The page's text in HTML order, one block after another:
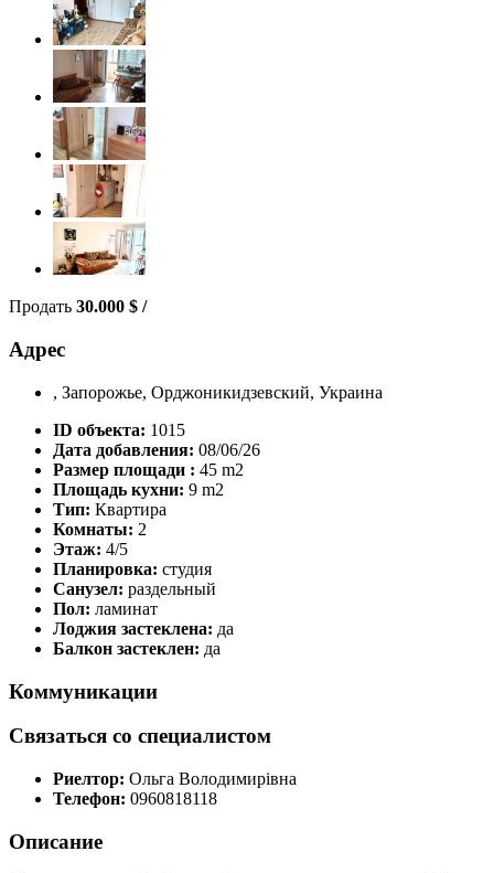
Продать 30.000 $ /
Адрес
, Запорожье, Орджоникидзевский, Украина
ID объекта: 1015
Дата добавления: 08/06/26
Размер площади : 45 m2
Площадь кухни: 9 m2
Тип: Квартира
Комнаты: 2
Этаж: 4/5
Планировка: студия
Санузел: раздельный
Пол: ламинат
Лоджия застеклена: да
Балкон застеклен: да
Коммуникации
Связаться со специалистом
Риелтор: Ольга Володимирівна
Телефон: 0960818118
Описание